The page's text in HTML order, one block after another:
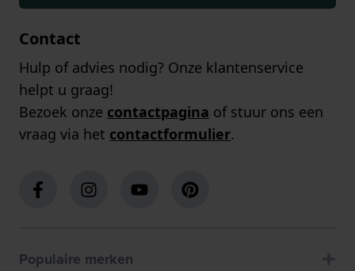
Contact
Hulp of advies nodig? Onze klantenservice
helpt u graag!
Bezoek onze contactpagina of stuur ons een
vraag via het contactformulier.
Populaire merken